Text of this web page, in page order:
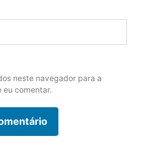
neste navegador para a
eu comentar.